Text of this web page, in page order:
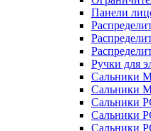
Панели
Ручки для
Сальники
Сальники
Сальники
Сальники
Сальники